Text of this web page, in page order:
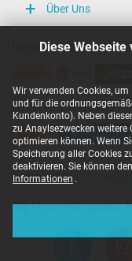
Diese
Wir verwenden Cookies,
und für die
Kundenkonto). Neben
zu Anaylsezwecken weitere
optimieren können. Wenn
Speicherung aller Cookies
deaktivieren. Sie können
Informationen .
CE
N
PCT
TÜV Argentina
TÜV Geprüfte
UL Listed
UL Nachhaltigkeit
Kategorisierung
Netzteil
Notebook / Laptop
Über Uns
Unsere
Unsere Zahlarten
Copyright ©
Alle Preise inkl. gesetzl.